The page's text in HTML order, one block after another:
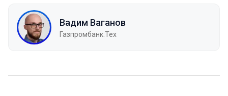
Вадим Ваганов
Газпромбанк.Тех